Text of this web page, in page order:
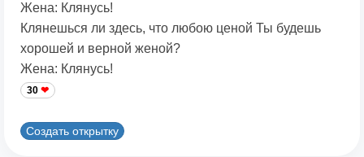
Жена: Клянусь!
Клянешься ли здесь, что любою ценой Ты будешь
хорошей и верной женой?
Жена: Клянусь!
30
Создать открытку